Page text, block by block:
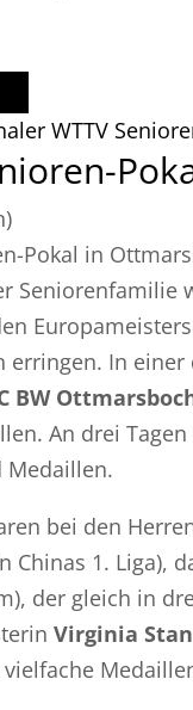
WTTV
Pokal in
In
BW
An drei
Medaillen.
bei den
Chinas 1. Liga),
der gleich in
Virginia